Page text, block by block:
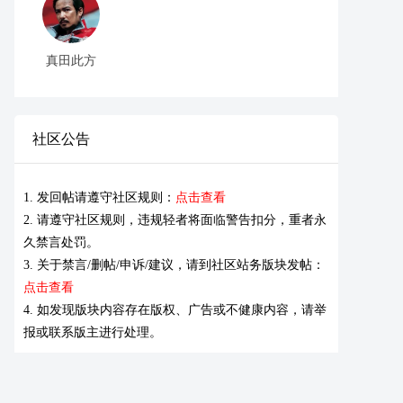
真田此方
社区公告
1. 发回帖请遵守社区规则： 点击查看
2. 请遵守社区规则，违规轻者将面临警告扣分，重者永
久禁言处罚。
3. 关于禁言/删帖/申诉/建议，请到社区站务版块发帖：
点击查看
4. 如发现版块内容存在版权、广告或不健康内容，请举
报或联系版主进行处理。